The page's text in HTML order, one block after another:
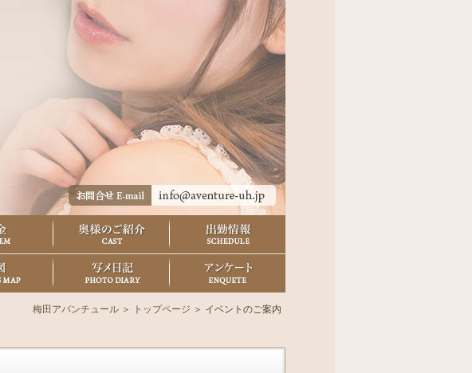
梅田アバンチュール＞ トップページ ＞ イベントのご案内